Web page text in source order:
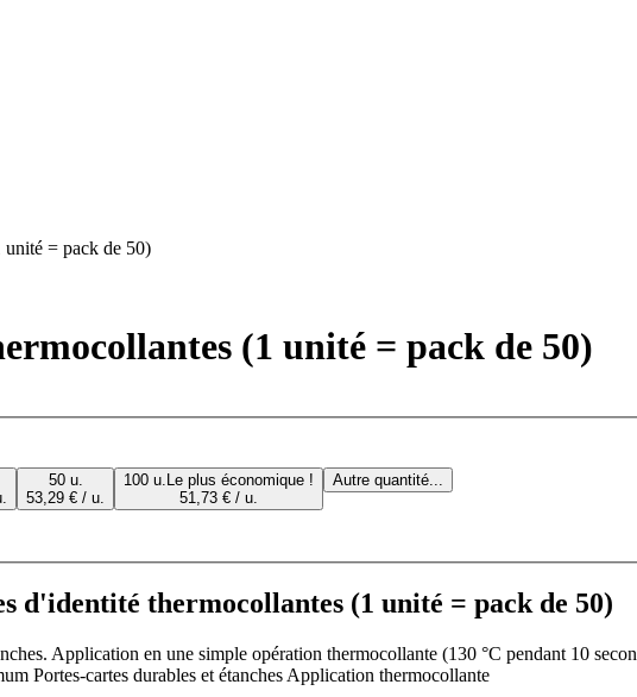
unité = pack de 50)
(1 unité = pack de 50)
50 u.
53,29 € / u.
100 u. Le plus économique !
51,73 € / u.
Autre quantité...
d'identité thermocollantes (1 unité = pack de 50)
Application en une simple opération thermocollante (130 °C pendant 10
Portes-cartes durables et étanches Application thermocollante